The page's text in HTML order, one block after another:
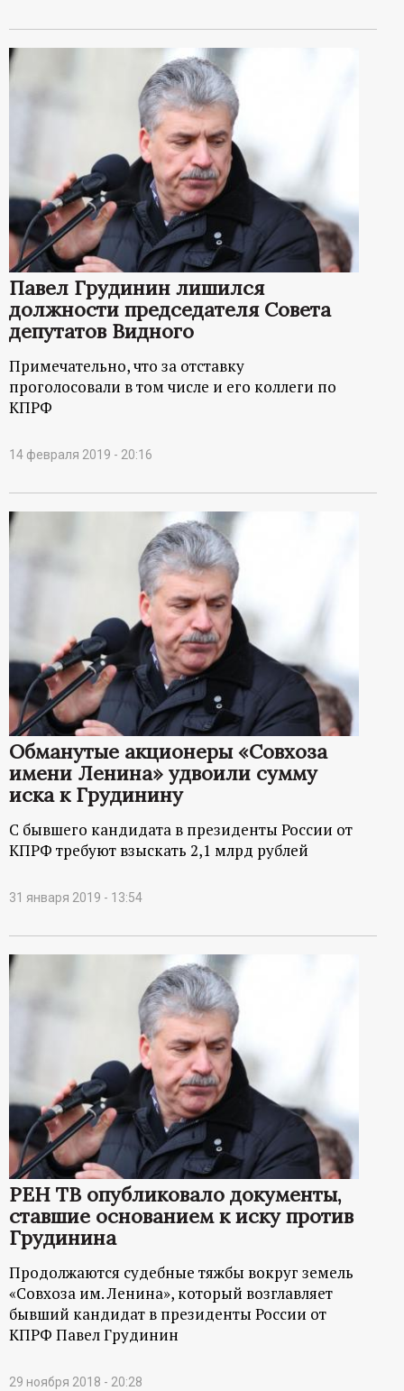
ы
й
р
т
а
л
Павел Грудинин лишился
должности председателя Совета
депутатов Видного
Примечательно, что за отставку
проголосовали в том числе и его коллеги по
КПРФ
14 февраля 2019 - 20:16
Обманутые акционеры «Совхоза
имени Ленина» удвоили сумму
иска к Грудинину
С бывшего кандидата в президенты России от
КПРФ требуют взыскать 2,1 млрд рублей
31 января 2019 - 13:54
РЕН ТВ опубликовало документы,
ставшие основанием к иску против
Грудинина
Продолжаются судебные тяжбы вокруг земель
«Совхоза им. Ленина», который возглавляет
бывший кандидат в президенты России от
КПРФ Павел Грудинин
29 ноября 2018 - 20:28